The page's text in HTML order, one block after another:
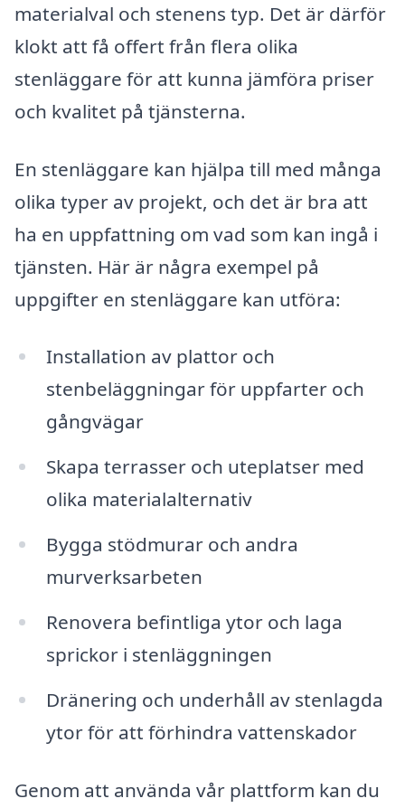
materialval och stenens typ. Det är därför
klokt att få offert från flera olika
stenläggare för att kunna jämföra priser
och kvalitet på tjänsterna.
En stenläggare kan hjälpa till med många
olika typer av projekt, och det är bra att
ha en uppfattning om vad som kan ingå i
tjänsten. Här är några exempel på
uppgifter en stenläggare kan utföra:
Installation av plattor och
stenbeläggningar för uppfarter och
gångvägar
Skapa terrasser och uteplatser med
olika materialalternativ
Bygga stödmurar och andra
murverksarbeten
Renovera befintliga ytor och laga
sprickor i stenläggningen
Dränering och underhåll av stenlagda
ytor för att förhindra vattenskador
Genom att använda vår plattform kan du